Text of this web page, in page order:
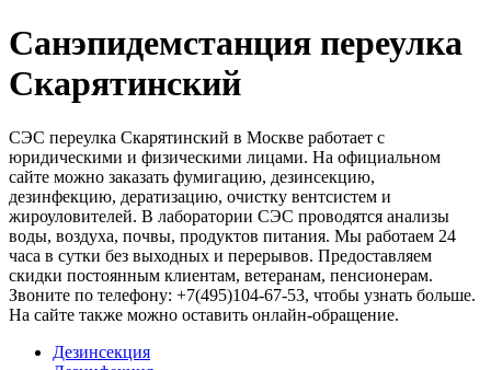
Санэпидемстанция переулка
Скарятинский
СЭС переулка Скарятинский в Москве работает с
юридическими и физическими лицами. На официальном
сайте можно заказать фумигацию, дезинсекцию,
дезинфекцию, дератизацию, очистку вентсистем и
жироуловителей. В лаборатории СЭС проводятся анализы
воды, воздуха, почвы, продуктов питания. Мы работаем 24
часа в сутки без выходных и перерывов. Предоставляем
скидки постоянным клиентам, ветеранам, пенсионерам.
Звоните по телефону: +7(495)104-67-53, чтобы узнать больше.
На сайте также можно оставить онлайн-обращение.
Дезинсекция